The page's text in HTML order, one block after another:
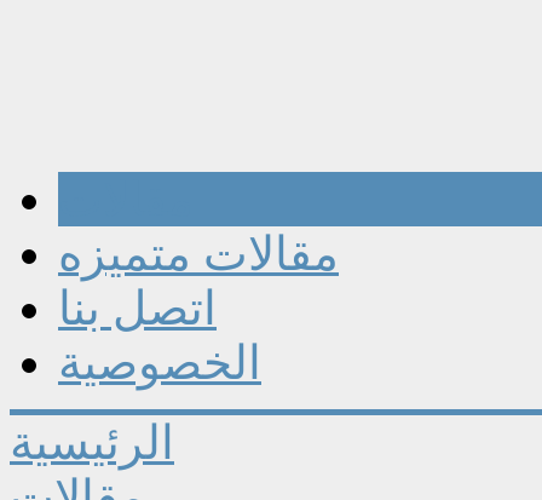
مقالات متميزه
اتصل بنا
الخصوصية
الرئيسية